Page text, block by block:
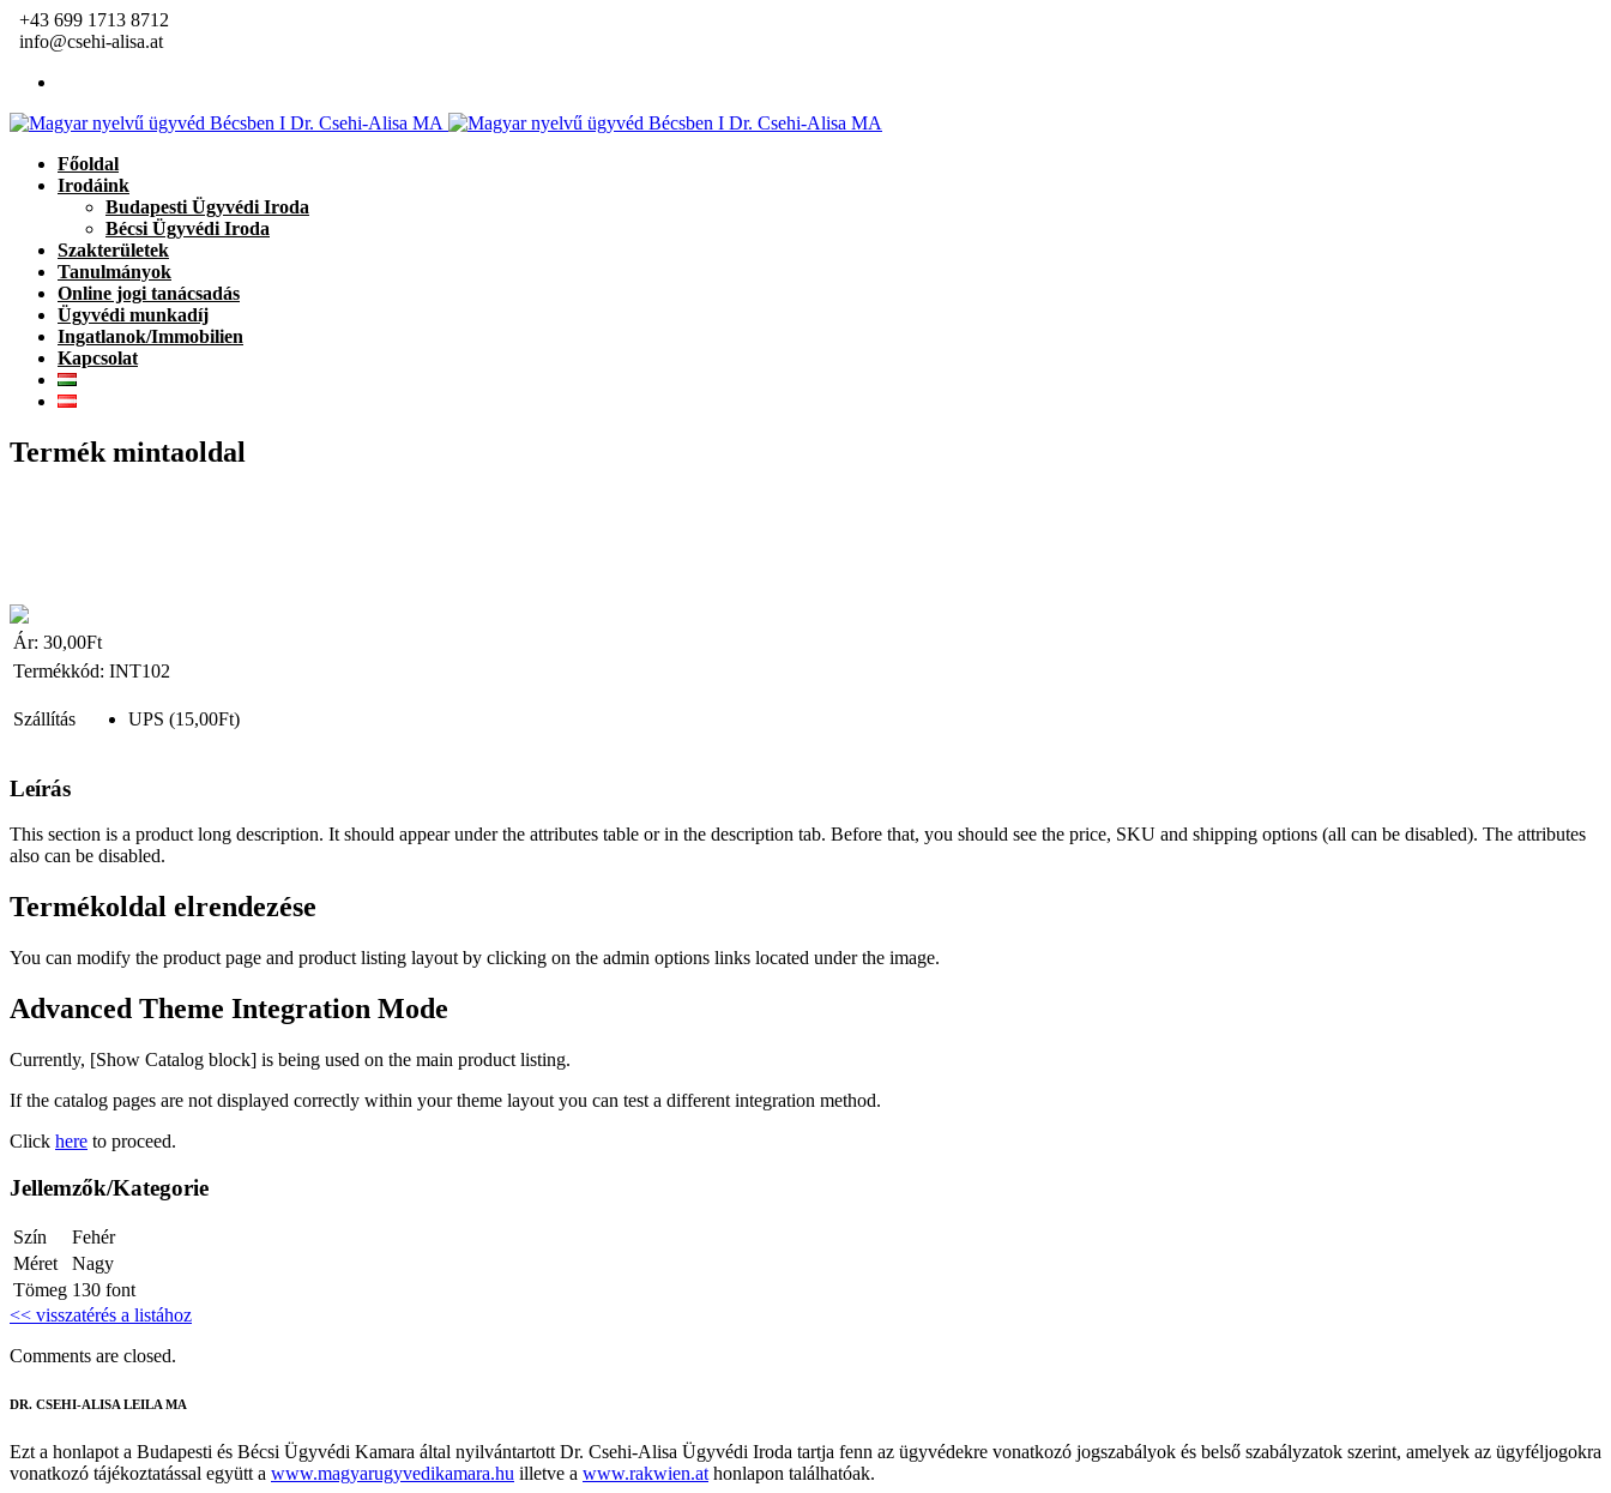
+43 699 1713 8712
info@csehi-alisa.at
Főoldal
Irodáink
Budapesti Ügyvédi Iroda
Bécsi Ügyvédi Iroda
Szakterületek
Tanulmányok
Online jogi tanácsadás
Ügyvédi munkadíj
Ingatlanok/Immobilien
Kapcsolat
Termék mintaoldal
Ár: 30,00Ft
Termékkód: INT102
Szállítás UPS (15,00Ft)
Leírás
This section is a product long description. It should appear under the attributes table or in the description tab. Before that, you should see the price, SKU and shipping options (all can be disabled). The attributes
also can be disabled.
Termékoldal elrendezése
You can modify the product page and product listing layout by clicking on the admin options links located under the image.
Advanced Theme Integration Mode
Currently, [Show Catalog block] is being used on the main product listing.
If the catalog pages are not displayed correctly within your theme layout you can test a different integration method.
Click here to proceed.
Jellemzők/Kategorie
Szín
Fehér
Méret
Nagy
Tömeg 130 font
<< visszatérés a listához
Comments are closed.
DR. CSEHI-ALISA LEILA MA
Ezt a honlapot a Budapesti és Bécsi Ügyvédi Kamara által nyilvántartott Dr. Csehi-Alisa Ügyvédi Iroda tartja fenn az ügyvédekre vonatkozó jogszabályok és belső szabályzatok szerint, amelyek az ügyféljogokra
vonatkozó tájékoztatással együtt a www.magyarugyvedikamara.hu illetve a www.rakwien.at honlapon találhatóak.